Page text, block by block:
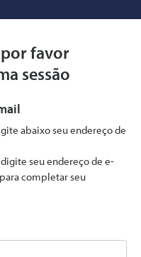
favor
sessão
abaixo seu endereço de
seu endereço de e-
completar seu